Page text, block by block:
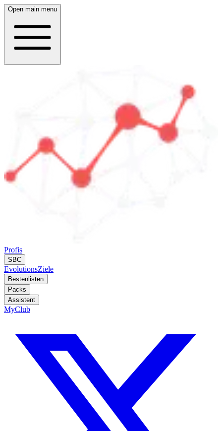
Open main menu
Profis
SBC
EvolutionsZiele
Bestenlisten
Packs
Assistent
MyClub